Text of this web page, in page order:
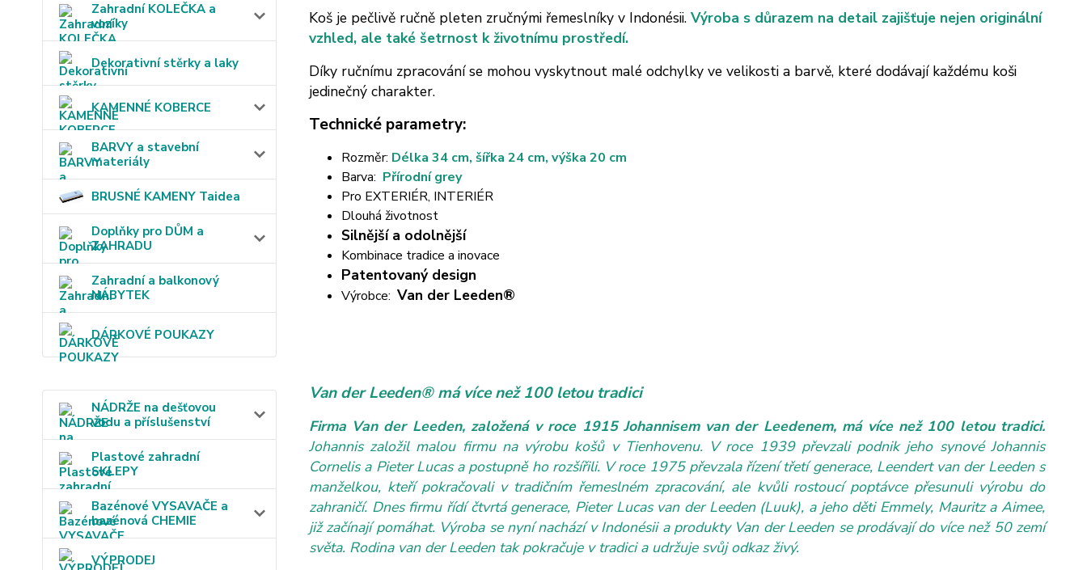
Zahradní KOLEČKA a
vozíky
Dekorativní stěrky a laky
KAMENNÉ KOBERCE
BARVY a stavební
materiály
BRUSNÉ KAMENY Taidea
Doplňky pro DŮM a
ZAHRADU
Zahradní a balkonový
NÁBYTEK
DÁRKOVÉ POUKAZY
NÁDRŽE na dešťovou
vodu a příslušenství
Plastové zahradní
SKLEPY
Bazénové VYSAVAČE a
bazénová CHEMIE
VÝPRODEJ
Koš je pečlivě ručně pleten zručnými řemeslníky v Indonésii. Výroba s důrazem na detail zajišťuje nejen originální
vzhled, ale také šetrnost k životnímu prostředí.
Díky ručnímu zpracování se mohou vyskytnout malé odchylky ve velikosti a barvě, které dodávají každému koši
jedinečný charakter.
Technické parametry:
Rozměr: Délka 34 cm, šířka 24 cm, výška 20 cm
Barva: Přírodní grey
Pro EXTERIÉR, INTERIÉR
Dlouhá životnost
Silnější a odolnější
Kombinace tradice a inovace
Patentovaný design
Výrobce: Van der Leeden®
Van der Leeden® má více než 100 letou tradici
Firma Van der Leeden, založená v roce 1915 Johannisem van der Leedenem, má více než 100 letou tradici.
Johannis založil malou firmu na výrobu košů v Tienhovenu. V roce 1939 převzali podnik jeho synové Johannis
Cornelis a Pieter Lucas a postupně ho rozšířili. V roce 1975 převzala řízení třetí generace, Leendert van der Leeden s
manželkou, kteří pokračovali v tradičním řemeslném zpracování, ale kvůli rostoucí poptávce přesunuli výrobu do
zahraničí. Dnes firmu řídí čtvrtá generace, Pieter Lucas van der Leeden (Luuk), a jeho děti Emmely, Mauritz a Aimee,
již začínají pomáhat. Výroba se nyní nachází v Indonésii a produkty Van der Leeden se prodávají do více než 50 zemí
světa. Rodina van der Leeden tak pokračuje v tradici a udržuje svůj odkaz živý.